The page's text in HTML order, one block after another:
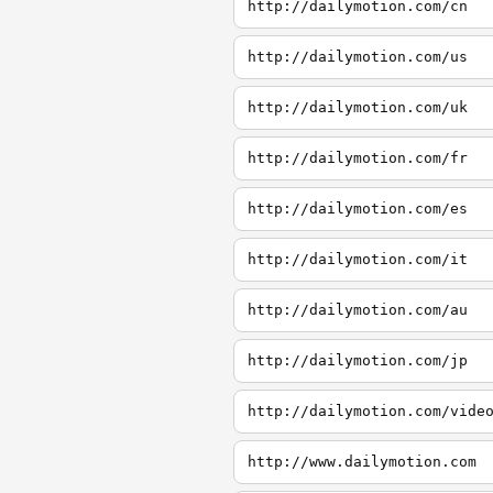
http://dailymotion.com/cn
http://dailymotion.com/us
http://dailymotion.com/uk
http://dailymotion.com/fr
http://dailymotion.com/es
http://dailymotion.com/it
http://dailymotion.com/au
http://dailymotion.com/jp
http://dailymotion.com/video
http://www.dailymotion.com